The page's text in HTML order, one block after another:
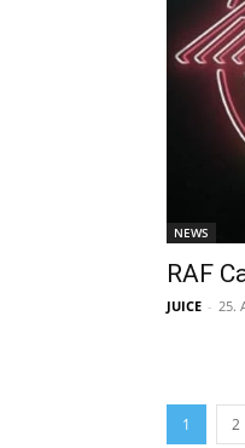
NEWS
RAF
JUICE - 25.
1 2